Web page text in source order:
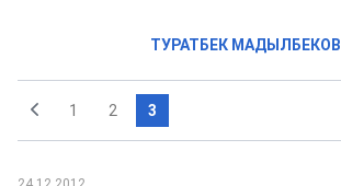
ТУРАТБЕК МАДЫЛБЕКОВ
1 2 3